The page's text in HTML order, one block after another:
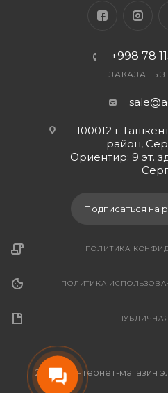
+998 78
ЗАКАЗАТЬ
100012
район,
Ориентир: 9 эт.
Подписаться на
ПОЛИТИКА
ПОЛИТИКА
2026 © Интернет-магазин